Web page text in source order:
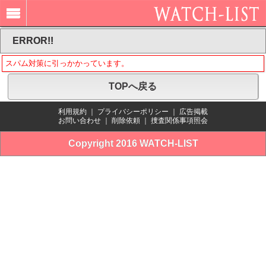
ERROR!!
スパム対策に引っかかっています。
TOPへ戻る
利用規約 プライバシーポリシー
広告掲載
お問い合わせ
削除依頼 捜査関係事項照会
Copyright 2016 WATCH-LIST